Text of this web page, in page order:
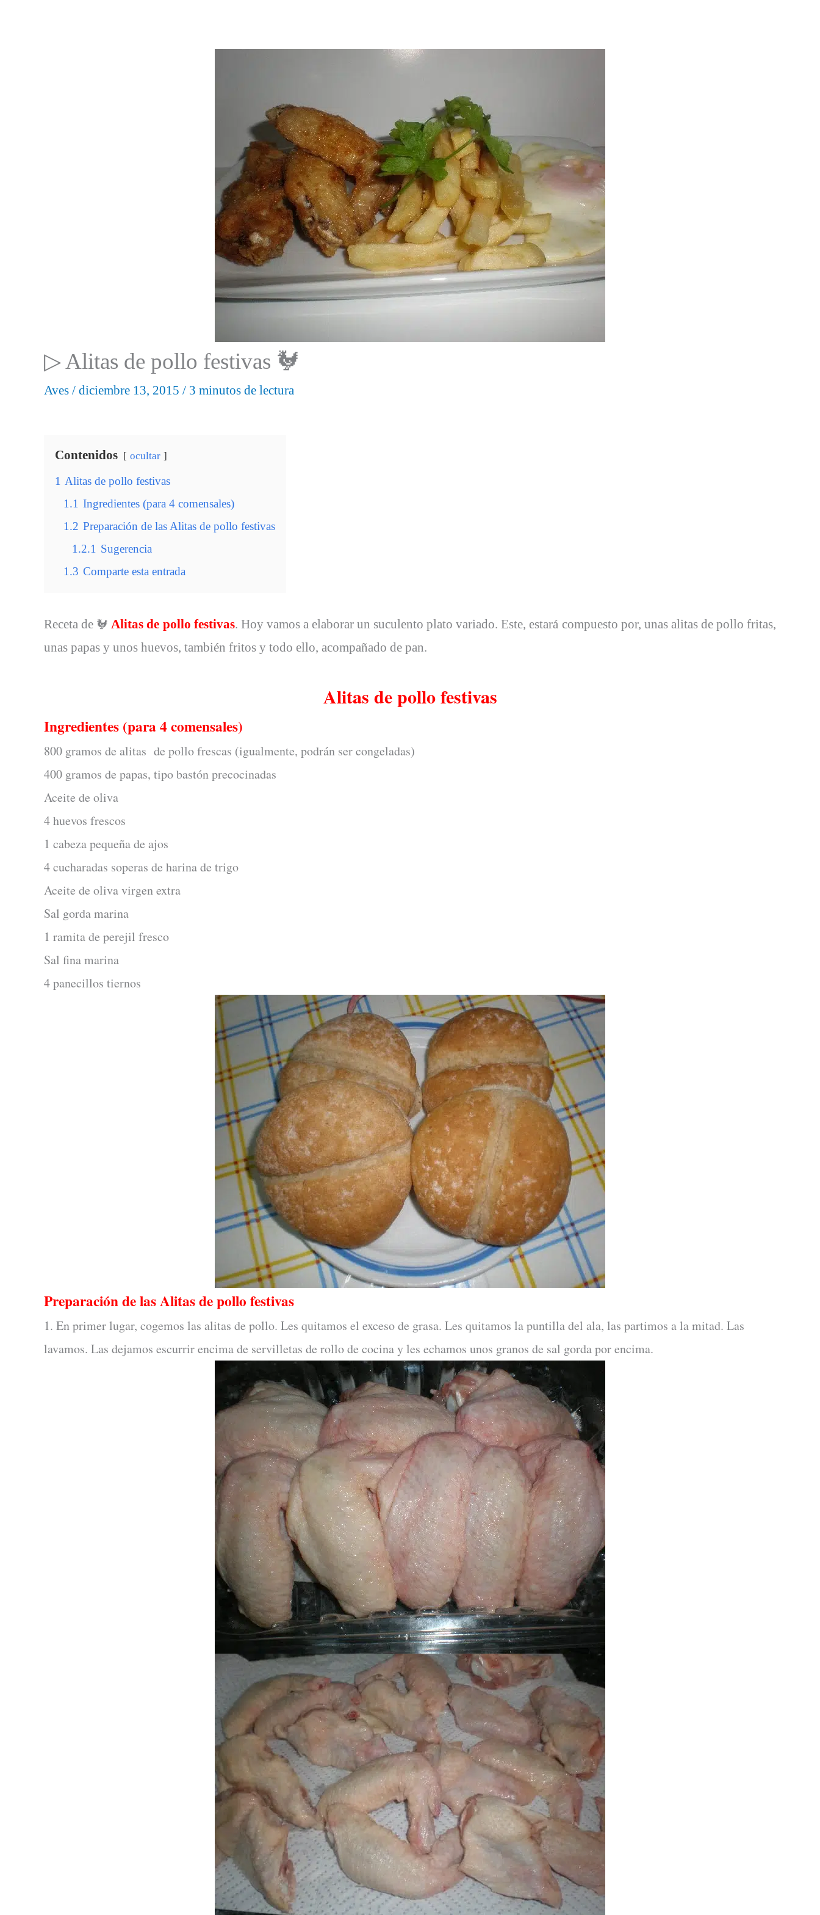
▷ Alitas de pollo festivas 🐓
Aves / diciembre 13, 2015 / 3 minutos de lectura
Contenidos ocultar
1 Alitas de pollo festivas
1.1 Ingredientes (para 4 comensales)
1.2 Preparación de las Alitas de pollo festivas
1.2.1 Sugerencia
1.3 Comparte esta entrada
Receta de 🐓 Alitas de pollo festivas. Hoy vamos a elaborar un suculento plato variado. Este, estará compuesto por, unas alitas de pollo fritas,
unas papas y unos huevos, también fritos y todo ello, acompañado de pan.
Alitas de pollo festivas
Ingredientes (para 4 comensales)
800 gramos de alitas de pollo frescas (igualmente, podrán ser congeladas)
400 gramos de papas, tipo bastón precocinadas
Aceite de oliva
4 huevos frescos
1 cabeza pequeña de ajos
4 cucharadas soperas de harina de trigo
Aceite de oliva virgen extra
Sal gorda marina
1 ramita de perejil fresco
Sal fina marina
4 panecillos tiernos
Preparación de las Alitas de pollo festivas
1. En primer lugar, cogemos las alitas de pollo. Les quitamos el exceso de grasa. Les quitamos la puntilla del ala, las partimos a la mitad. Las
lavamos. Las dejamos escurrir encima de servilletas de rollo de cocina y les echamos unos granos de sal gorda por encima.